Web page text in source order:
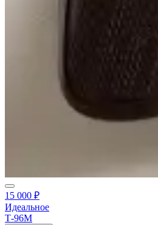
15 000 ₽
Идеальное
Т-96М